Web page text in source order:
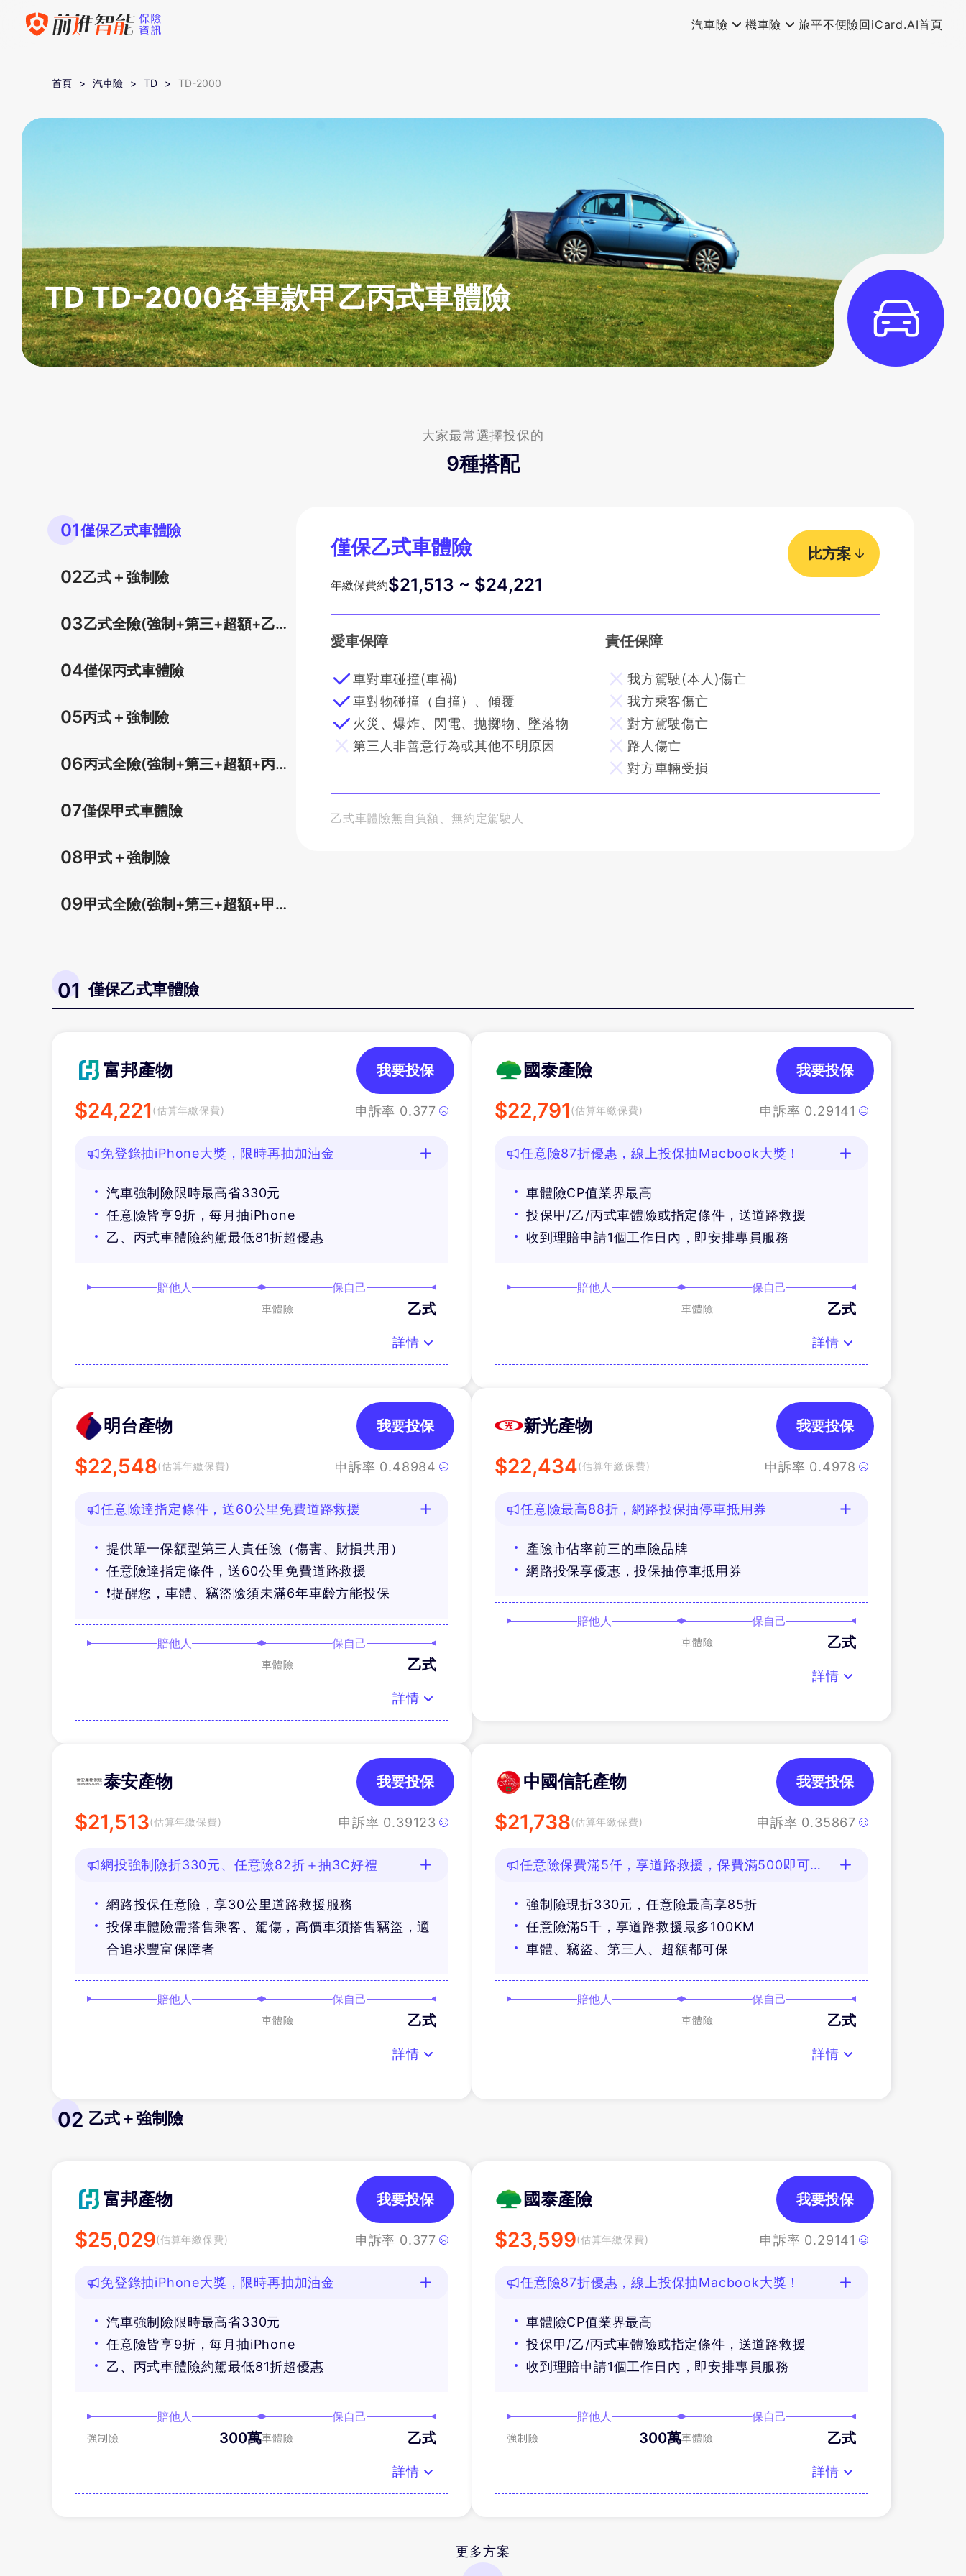
汽車險 機車險 旅平不便險回iCard.AI首頁
首頁 汽車險 TD TD-2000
TD TD-2000各車款甲乙丙式車體險
大家最常選擇投保的
9種搭配
01僅保乙式車體險
02乙式＋強制險
03乙式全險(強制+第三+超額+乙式
04僅保丙式車體險
05丙式＋強制險
06丙式全險(強制+第三+超額+丙式
07僅保甲式車體險
08甲式＋強制險
09甲式全險(強制+第三+超額+甲式
僅保乙式車體險
年繳保費約$21,513 ~ $24,221
比方案
愛車保障
車對車碰撞(車禍)
車對物碰撞（自撞）、傾覆
火災、爆炸、閃電、拋擲物、墜落物
第三人非善意行為或其他不明原因
責任保障
我方駕駛(本人)傷亡
我方乘客傷亡
對方駕駛傷亡
路人傷亡
對方車輛受損
乙式車體險無自負額、無約定駕駛人
01 僅保乙式車體險
富邦產物
$24,221 (估算年繳保費) 申訴率 0.377
我要投保
免登錄抽iPhone大獎，限時再抽加油金
汽車強制險限時最高省330元
任意險皆享9折，每月抽iPhone
乙、丙式車體險約駕最低81折超優惠
賠他人 保自己
車體險 乙式
詳情
國泰產險
$22,791 (估算年繳保費) 申訴率 0.29141
我要投保
任意險87折優惠，線上投保抽Macbook大獎！
車體險CP值業界最高
投保甲/乙/丙式車體險或指定條件，送道路救援
收到理賠申請1個工作日內，即安排專員服務
賠他人 保自己
車體險 乙式
詳情
明台產物
$22,548(估算年繳保費) 申訴率 0.48984
我要投保
任意險達指定條件，送60公里免費道路救援
提供單一保額型第三人責任險（傷害、財損共用）
任意險達指定條件，送60公里免費道路救援
❗提醒您，車體、竊盜險須未滿6年車齡方能投保
賠他人 保自己
車體險 乙式
詳情
新光產物
$22,434(估算年繳保費) 申訴率 0.4978
我要投保
任意險最高88折，網路投保抽停車抵用券
產險市佔率前三的車險品牌
網路投保享優惠，投保抽停車抵用券
賠他人 保自己
車體險 乙式
詳情
泰安產物
$21,513(估算年繳保費) 申訴率 0.39123
我要投保
網投強制險折330元、任意險82折＋抽3C好禮
網路投保任意險，享30公里道路救援服務
投保車體險需搭售乘客、駕傷，高價車須搭售竊盜，適
合追求豐富保障者
賠他人 保自己
車體險 乙式
詳情
中國信託產物
$21,738(估算年繳保費) 申訴率 0.35867
我要投保
任意險保費滿5仟，享道路救援，保費滿500即可抽
強制險現折330元，任意險最高享85折
任意險滿5千，享道路救援最多100KM
車體、竊盜、第三人、超額都可保
賠他人 保自己
車體險 乙式
詳情
02 乙式＋強制險
富邦產物
$25,029(估算年繳保費) 申訴率 0.377
我要投保
免登錄抽iPhone大獎，限時再抽加油金
汽車強制險限時最高省330元
任意險皆享9折，每月抽iPhone
乙、丙式車體險約駕最低81折超優惠
賠他人
強制險 300萬
保自己
車體險 乙式
詳情
國泰產險
$23,599(估算年繳保費) 申訴率 0.29141
我要投保
任意險87折優惠，線上投保抽Macbook大獎！
車體險CP值業界最高
投保甲/乙/丙式車體險或指定條件，送道路救援
收到理賠申請1個工作日內，即安排專員服務
賠他人
強制險 300萬
保自己
車體險 乙式
詳情
更多方案